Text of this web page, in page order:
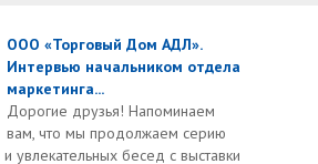
ООО «Торговый Дом АДЛ».
Интервью начальником отдела
маркетинга...
Дорогие друзья! Напоминаем
вам, что мы продолжаем серию
увлекательных бесед с выставки